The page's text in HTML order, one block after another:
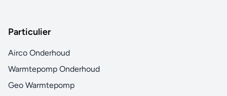
Particulier
Airco Onderhoud
Warmtepomp Onderhoud
Geo Warmtepomp